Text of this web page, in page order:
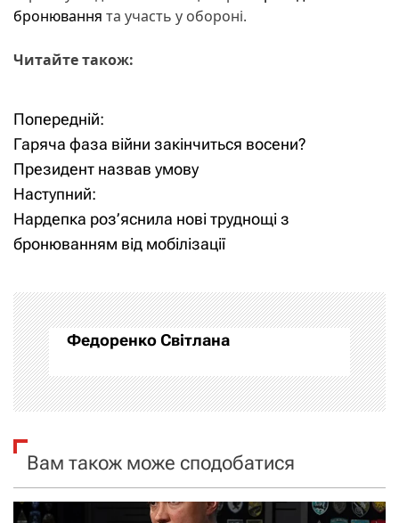
бронювання та участь у обороні.
Читайте також:
Н
а
в
і
а
ц
і
а
Попередній:
Гаряча фаза війни закінчиться восени?
Президент назвав умову
Наступний:
Нардепка роз’яснила нові труднощі з
бронюванням від мобілізації
Федоренко Світлана
Вам також може сподобатися